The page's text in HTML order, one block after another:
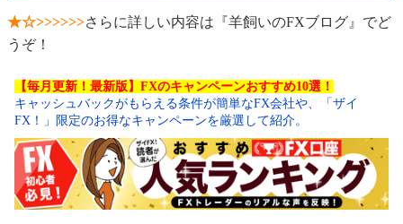
★☆>>>>>>さらに詳しい内容は『羊飼いのFXブログ』でど
うぞ！
【毎月更新！最新版】FXのキャンペーンおすすめ10選！
キャッシュバックがもらえる条件が簡単なFX会社や、「ザイ
FX！」限定のお得なキャンペーンを厳選して紹介。